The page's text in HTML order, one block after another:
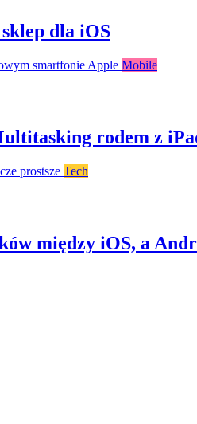
dla iOS
Mobile
rodem z
Tech
między iOS, a